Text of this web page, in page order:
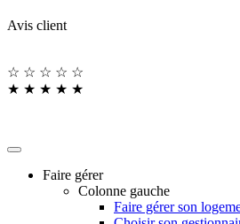
Avis client
☆ ☆ ☆ ☆ ☆
★ ★ ★ ★ ★
Faire gérer
Colonne gauche
Faire gérer son